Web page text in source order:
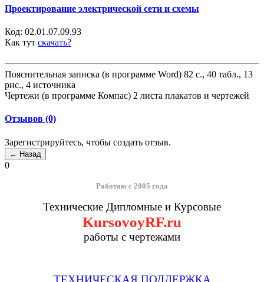
Проектирование электрической сети и схемы
Код: 02.01.07.09.93
Как тут скачать?
Пояснительная записка (в программе Word) 82 с., 40 табл., 13
рис., 4 источника
Чертежи (в программе Компас) 2 листа плакатов и чертежей
Отзывов (0)
Зарегистрируйтесь, чтобы создать отзыв.
0
Работаю с 2005 года
Технические Дипломные и Курсовые
KursovoyRF.ru
работы с чертежами
ТЕХНИЧЕСКАЯ ПОДДЕРЖКА